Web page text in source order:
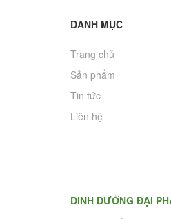
DANH MỤC
Trang chủ
Sản phẩm
Tin tức
Liên hệ
DINH DƯỠNG ĐẠI